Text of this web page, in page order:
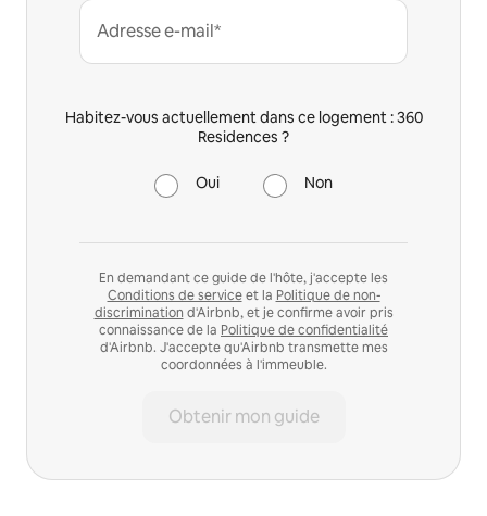
Adresse e-mail*
Habitez-vous actuellement dans ce logement : 360
Residences ?
Oui Non
En demandant ce guide de l'hôte, j'accepte les
Conditions de serviceet la Politique de non-
discrimination d'Airbnb, et je confirme avoir pris
connaissance de la Politique de confidentialité
d'Airbnb. J'accepte qu'Airbnb transmette mes
coordonnées à l'immeuble.
Obtenir mon guide